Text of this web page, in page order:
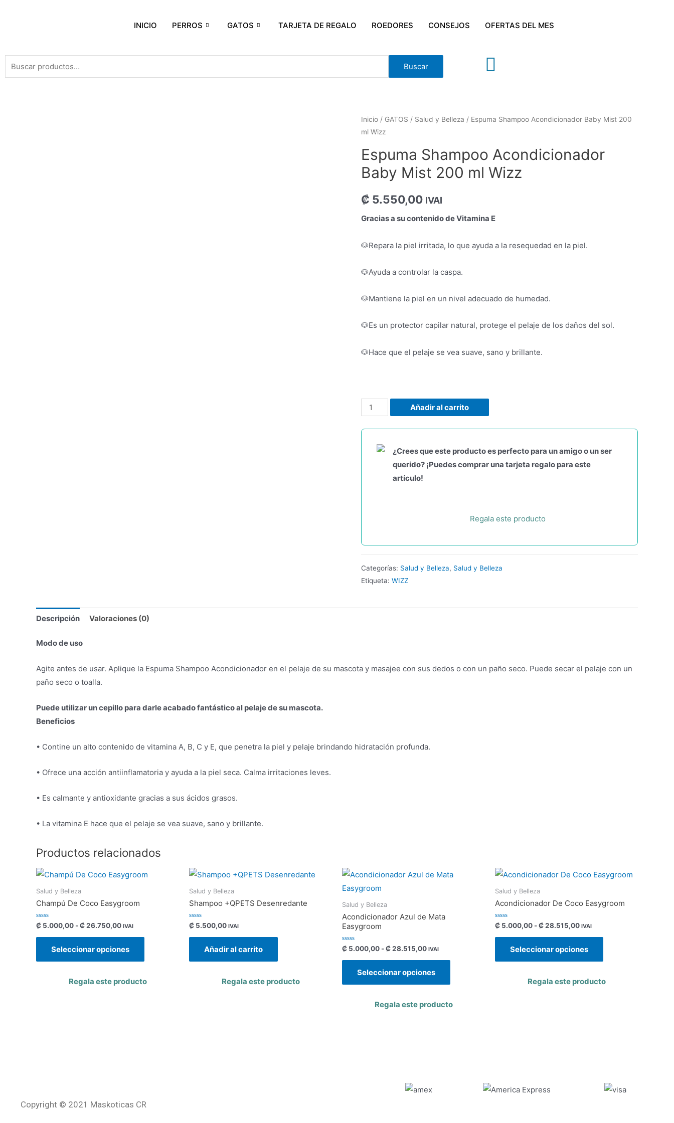
INICIO PERROS GATOS TARJETA DE REGALO ROEDORES CONSEJOS OFERTAS DEL MES
Buscar
Inicio / GATOS / Salud y Belleza / Espuma Shampoo Acondicionador Baby Mist 200
ml Wizz
Espuma Shampoo Acondicionador
Baby Mist 200 ml Wizz
₡ 5.550,00 IVAI
Gracias a su contenido de Vitamina E
🐶Repara la piel irritada, lo que ayuda a la resequedad en la piel.
🐶Ayuda a controlar la caspa.
🐶Mantiene la piel en un nivel adecuado de humedad.
🐶Es un protector capilar natural, protege el pelaje de los daños del sol.
🐶Hace que el pelaje se vea suave, sano y brillante.
Añadir al carrito
¿Crees que este producto es perfecto para un amigo o un ser
querido? ¡Puedes comprar una tarjeta regalo para este
artículo!
Regala este producto
Categorías: Salud y Belleza, Salud y Belleza
Etiqueta: WIZZ
Descripción Valoraciones (0)
Modo de uso
Agite antes de usar. Aplique la Espuma Shampoo Acondicionador en el pelaje de su mascota y masajee con sus dedos o con un paño seco. Puede secar el pelaje con un
paño seco o toalla.
Puede utilizar un cepillo para darle acabado fantástico al pelaje de su mascota.
Beneficios
• Contine un alto contenido de vitamina A, B, C y E, que penetra la piel y pelaje brindando hidratación profunda.
• Ofrece una acción antiinflamatoria y ayuda a la piel seca. Calma irritaciones leves.
• Es calmante y antioxidante gracias a sus ácidos grasos.
• La vitamina E hace que el pelaje se vea suave, sano y brillante.
Productos relacionados
Salud y Belleza
Champú De Coco Easygroom
Valorado
con
0
₡ 5.000,00 -₡26.750,00 IVAI
Seleccionar opciones
Regala este producto
Salud y Belleza
Shampoo +QPETS Desenredante
Valorado
con
0
₡ 5.500,00 IVAI
Añadir al carrito
Regala este producto
Salud y Belleza
Acondicionador Azul de Mata
Easygroom
Valorado
con
0
₡ 5.000,00 -₡28.515,00 IVAI
Seleccionar opciones
Regala este producto
Salud y Belleza
Acondicionador De Coco Easygroom
Valorado
con
0
₡ 5.000,00 -₡28.515,00 IVAI
Seleccionar opciones
Regala este producto
Copyright © 2021 Maskoticas CR